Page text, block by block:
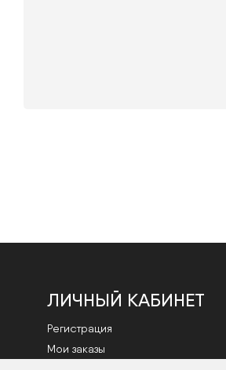
ЛИЧНЫЙ КАБИНЕТ
Регистрация
Мои заказы